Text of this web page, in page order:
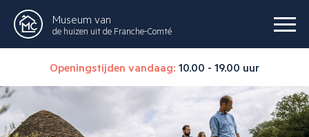
Museum van
de huizen uit de Franche-Comté
Openingstijden vandaag: 10.00 - 19.00 uur